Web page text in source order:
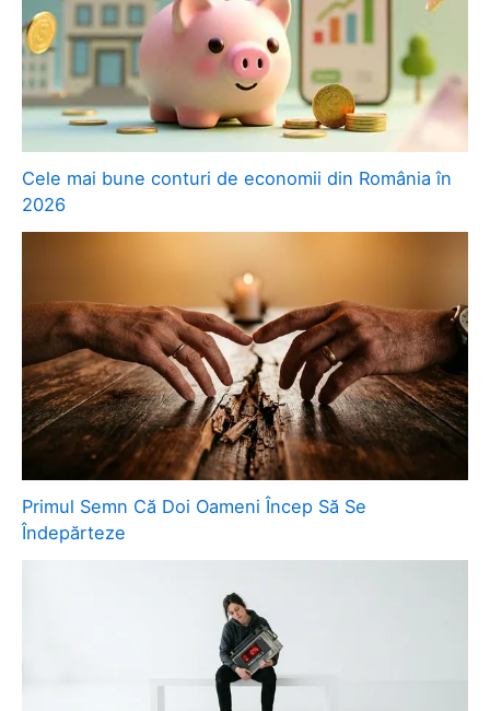
Cele mai bune conturi de economii din România în
2026
Primul Semn Că Doi Oameni Încep Să Se
Îndepărteze